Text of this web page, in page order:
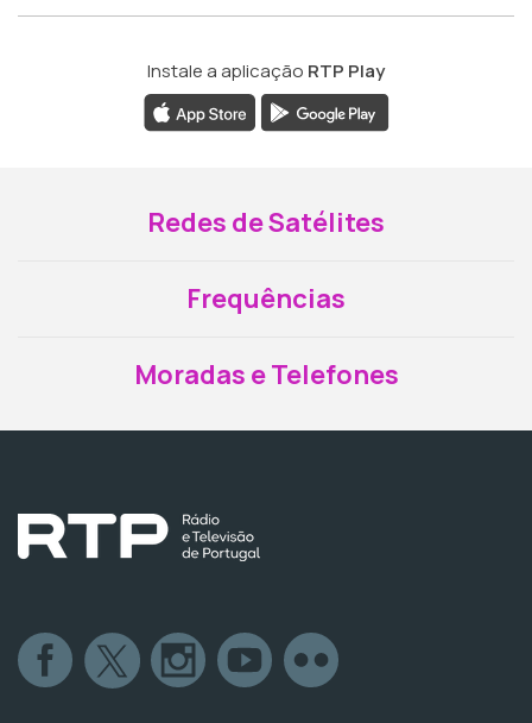
Instale a aplicação RTP Play
Redes de Satélites
Frequências
Moradas e Telefones